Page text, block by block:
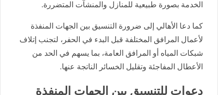
الخدمة بصورة طبيعية للمنازل والمنشآت المتضررة.
كما دعا الأهالي إلى ضرورة التنسيق بين الجهات المنفذة
لأعمال المرافق المختلفة قبل البدء في الحفر، لتجنب إتلاف
شبكات المياه أو المرافق العامة، بما يسهم في الحد من
الأعطال المفاجئة وتقليل الخسائر الناتجة عنها.
دعوات للتنسيق بين الجهات المنفذة